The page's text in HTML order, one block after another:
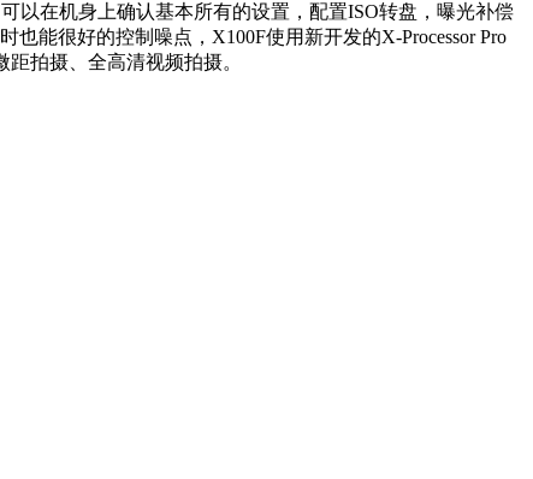
可以在机身上确认基本所有的设置，配置ISO转盘，曝光补偿
能很好的控制噪点，X100F使用新开发的X-Processor Pro
拍摄、全高清视频拍摄。